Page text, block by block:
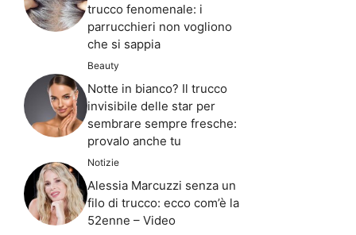
trucco fenomenale: i
parrucchieri non vogliono
che si sappia
Beauty
Notte in bianco? Il trucco
invisibile delle star per
sembrare sempre fresche:
provalo anche tu
Notizie
Alessia Marcuzzi senza un
filo di trucco: ecco com’è la
52enne – Video